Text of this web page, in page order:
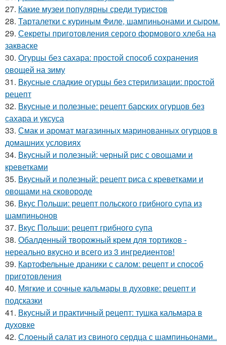
27. Какие музеи популярны среди туристов
28. Тарталетки с куриным Филе, шампиньонами и сыром.
29. Секреты приготовления серого формового хлеба на
закваске
30. Огурцы без сахара: простой способ сохранения
овощей на зиму
31. Вкусные сладкие огурцы без стерилизации: простой
рецепт
32. Вкусные и полезные: рецепт барских огурцов без
сахара и уксуса
33. Смак и аромат магазинных маринованных огурцов в
домашних условиях
34. Вкусный и полезный: черный рис с овощами и
креветками
35. Вкусный и полезный: рецепт риса с креветками и
овощами на сковороде
36. Вкус Польши: рецепт польского грибного супа из
шампиньонов
37. Вкус Польши: рецепт грибного супа
38. Обалденный творожный крем для тортиков -
нереально вкусно и всего из 3 ингредиентов!
39. Картофельные драники с салом: рецепт и способ
приготовления
40. Мягкие и сочные кальмары в духовке: рецепт и
подсказки
41. Вкусный и практичный рецепт: тушка кальмара в
духовке
42. Слоеный салат из свиного сердца с шампиньонами..